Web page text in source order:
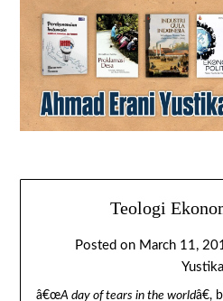
Teologi
Posted on March 11,
Yustika
â€œA day of tears in the worldâ€,